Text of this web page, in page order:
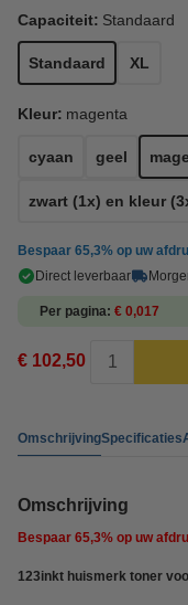
Capaciteit: Standaard
Standaard XL
Kleur: magenta
cyaan geel
zwart (1x) en kleur
Bespaar 65,3% op uw
Direct leverbaar
Per pagina € 0,017
€ 102,50
OmschrijvingSpecificaties
Omschrijving
Bespaar 65,3% op uw
123inkt huismerk toner